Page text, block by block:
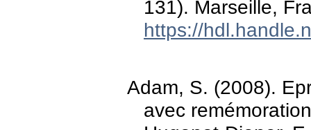
131). Marseille,
https://
Adam, S. (2008).
avec